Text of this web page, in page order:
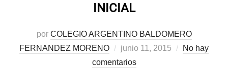
INICIAL
por COLEGIO ARGENTINO BALDOMERO
FERNANDEZ MORENO
Publicado
el
junio 11, 2015
No hay
comentarios